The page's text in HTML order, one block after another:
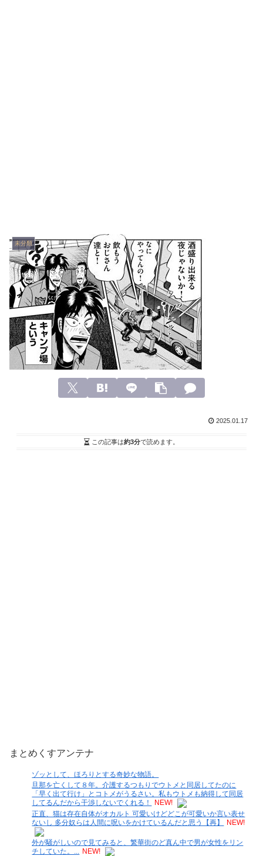
未分類
2025.01.17
この記事は約3分で読めます。
まとめくすアンテナ
ゾッとして、ほろりとする奇妙な物語。
旦那を亡くして８年。介護するつもりでウトメと同居してたのに
「早く出て行け」とコトメがうるさい。私もウトメも納得して同居
してるんだから干渉しないでくれる！
NEW!
正直、猫は存在自体がオカルト 可愛いけどどこが可愛いか言い表せ
ないし 多分奴らは人間に呪いをかけているんだと思う【再】
NEW!
外が騒がしいので見てみると、繁華街のど真ん中で男が女性をリン
チしていた。...
NEW!